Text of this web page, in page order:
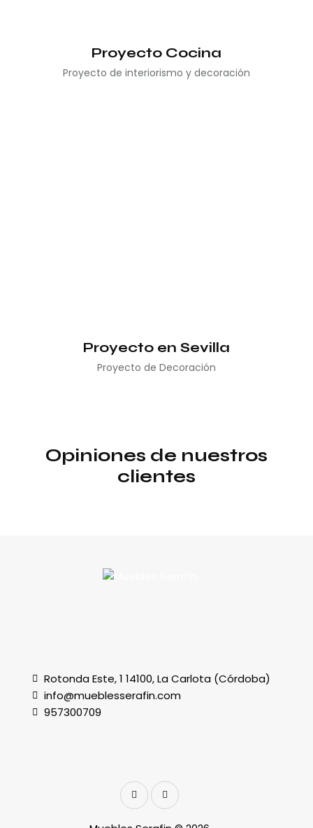
Proyecto Cocina
Proyecto de interiorismo y decoración
Proyecto en Sevilla
Proyecto de Decoración
Opiniones de nuestros
clientes
Rotonda Este, 1 14100, La Carlota (Córdoba)
info@mueblesserafin.com
957300709